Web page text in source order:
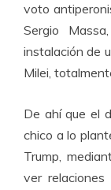
voto
Sergio
instalación de
Milei,
De ahí que el
chico a lo
Trump,
ver